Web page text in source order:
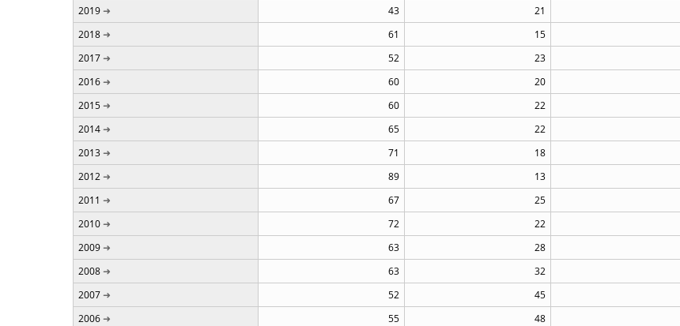
2019
43 21
2018
61 15
2017
52 23
2016
60 20
2015
60 22
2014
65 22
2013
71 18
2012
89 13
2011
67 25
2010
72 22
2009
63 28
2008
63 32
2007
52 45
2006
55 48